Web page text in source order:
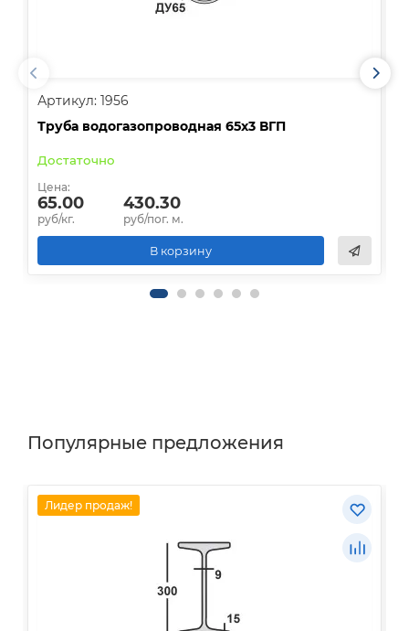
Артикул: 1956
Труба водогазопроводная 65х3 ВГП
Достаточно
Цена:
65.00
руб/кг.
430.30
руб/пог. м.
В корзину
Популярные предложения
Лидер продаж!